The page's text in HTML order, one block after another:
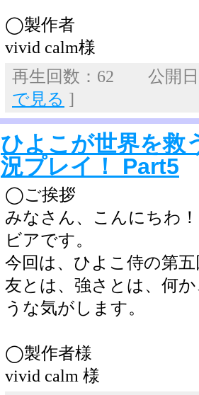
◯製作者
vivid calm様
再生回数：62 公開
で見る ]
ひよこが世界を救
況プレイ！ Part5
◯ご挨拶
みなさん、こんにちわ！
ビアです。
今回は、ひよこ侍の第五
友とは、強さとは、何
うな気がします。
◯製作者様
vivid calm 様